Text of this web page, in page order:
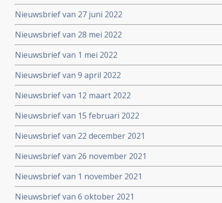
Nieuwsbrief van 27 juni 2022
Nieuwsbrief van 28 mei 2022
Nieuwsbrief van 1 mei 2022
Nieuwsbrief van 9 april 2022
Nieuwsbrief van 12 maart 2022
Nieuwsbrief van 15 februari 2022
Nieuwsbrief van 22 december 2021
Nieuwsbrief van 26 november 2021
Nieuwsbrief van 1 november 2021
Nieuwsbrief van 6 oktober 2021